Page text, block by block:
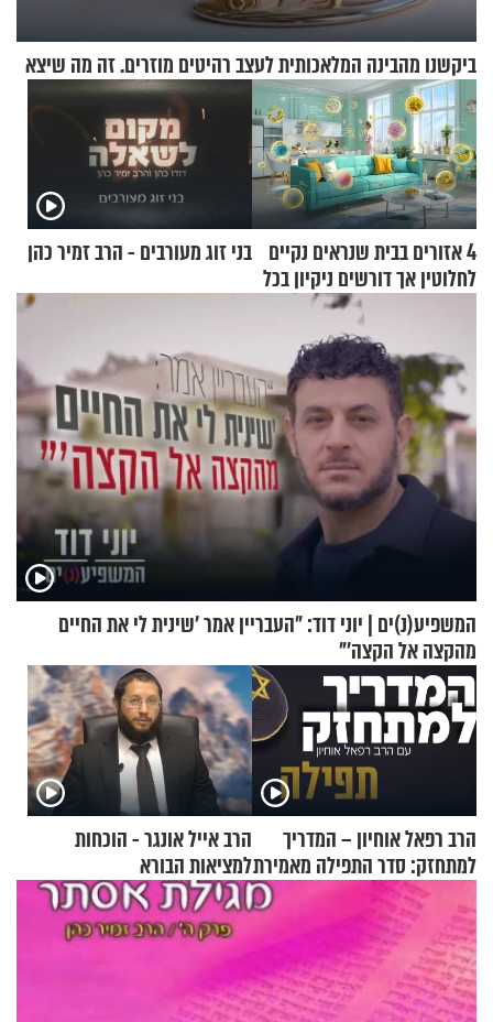
ביקשנו מהבינה המלאכותית לעצב רהיטים מוזרים. זה מה שיצא
4 אזורים בבית שנראים נקיים
לחלוטין אך דורשים ניקיון בכל
בני זוג מעורבים - הרב זמיר כהן
המשפיע(נ)ים | יוני דוד: "העבריין אמר 'שינית לי את החיים
מהקצה אל הקצה'"
הרב רפאל אוחיון – המדריך
למתחזק: סדר התפילה מאמירת
הקורבנות ועד קריאת שמע
הרב אייל אונגר - הוכחות
למציאות הבורא